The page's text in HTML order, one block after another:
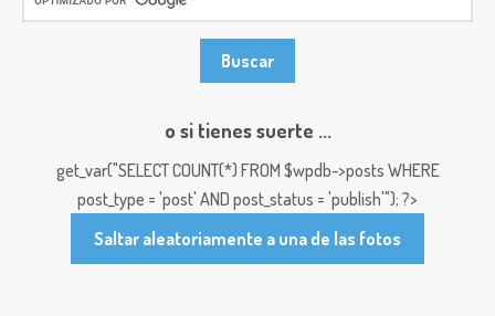
o si tienes suerte ...
get_var("SELECT COUNT(*) FROM $wpdb->posts WHERE
post_type = 'post' AND post_status = 'publish'"); ?>
Saltar aleatoriamente a una de las fotos